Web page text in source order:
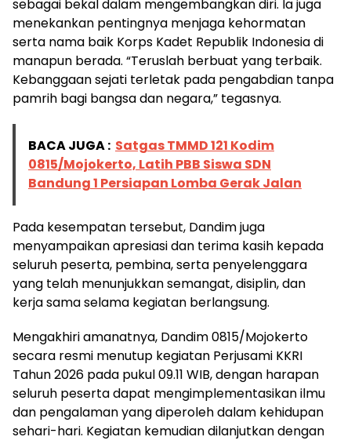
sebagai bekal dalam mengembangkan diri. Ia juga
menekankan pentingnya menjaga kehormatan
serta nama baik Korps Kadet Republik Indonesia di
manapun berada. “Teruslah berbuat yang terbaik.
Kebanggaan sejati terletak pada pengabdian tanpa
pamrih bagi bangsa dan negara,” tegasnya.
BACA JUGA : Satgas TMMD 121 Kodim
0815/Mojokerto, Latih PBB Siswa SDN
Bandung 1 Persiapan Lomba Gerak Jalan
Pada kesempatan tersebut, Dandim juga
menyampaikan apresiasi dan terima kasih kepada
seluruh peserta, pembina, serta penyelenggara
yang telah menunjukkan semangat, disiplin, dan
kerja sama selama kegiatan berlangsung.
Mengakhiri amanatnya, Dandim 0815/Mojokerto
secara resmi menutup kegiatan Perjusami KKRI
Tahun 2026 pada pukul 09.11 WIB, dengan harapan
seluruh peserta dapat mengimplementasikan ilmu
dan pengalaman yang diperoleh dalam kehidupan
sehari-hari. Kegiatan kemudian dilanjutkan dengan